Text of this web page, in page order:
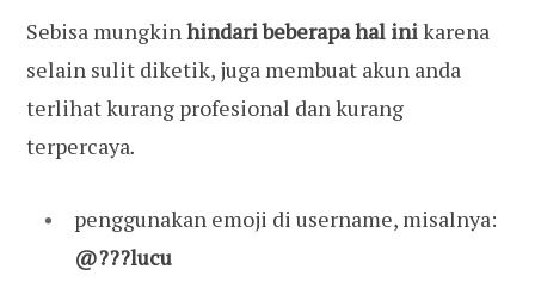
Sebisa mungkin hindari beberapa hal ini karena
selain sulit diketik, juga membuat akun anda
terlihat kurang profesional dan kurang
terpercaya.
penggunakan emoji di username, misalnya:
@???lucu